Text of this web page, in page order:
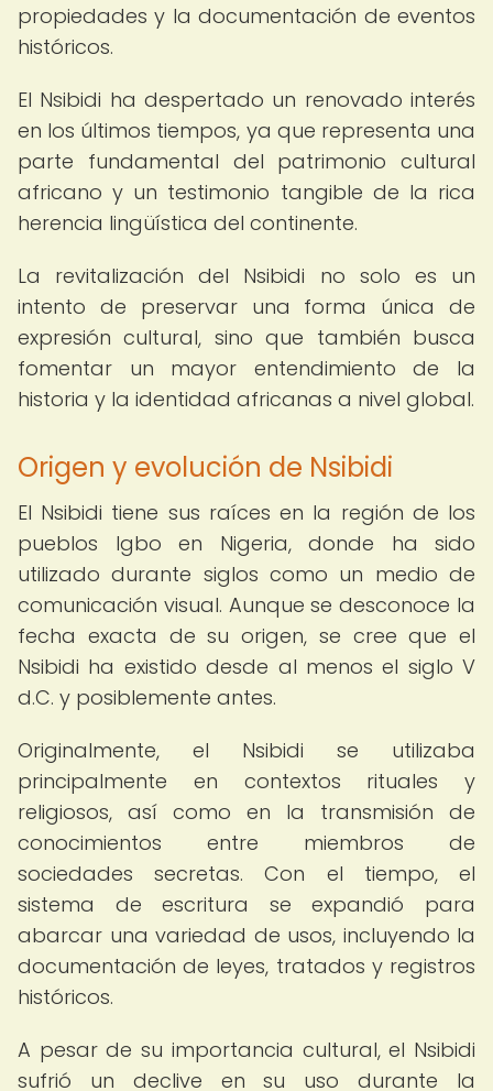
propiedades y la documentación de eventos
históricos.
El Nsibidi ha despertado un renovado interés
en los últimos tiempos, ya que representa una
parte fundamental del patrimonio cultural
africano y un testimonio tangible de la rica
herencia lingüística del continente.
La revitalización del Nsibidi no solo es un
intento de preservar una forma única de
expresión cultural, sino que también busca
fomentar un mayor entendimiento de la
historia y la identidad africanas a nivel global.
Origen y evolución de Nsibidi
El Nsibidi tiene sus raíces en la región de los
pueblos Igbo en Nigeria, donde ha sido
utilizado durante siglos como un medio de
comunicación visual. Aunque se desconoce la
fecha exacta de su origen, se cree que el
Nsibidi ha existido desde al menos el siglo V
d.C. y posiblemente antes.
Originalmente, el Nsibidi se utilizaba
principalmente en contextos rituales y
religiosos, así como en la transmisión de
conocimientos entre miembros de
sociedades secretas. Con el tiempo, el
sistema de escritura se expandió para
abarcar una variedad de usos, incluyendo la
documentación de leyes, tratados y registros
históricos.
A pesar de su importancia cultural, el Nsibidi
sufrió un declive en su uso durante la